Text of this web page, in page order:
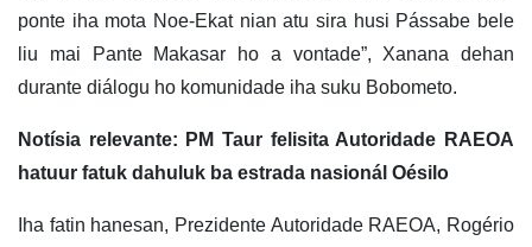
ponte iha mota Noe-Ekat nian atu sira husi Pássabe bele
liu mai Pante Makasar ho a vontade”, Xanana dehan
durante diálogu ho komunidade iha suku Bobometo.
Notísia relevante: PM Taur felisita Autoridade RAEOA
hatuur fatuk dahuluk ba estrada nasionál Oésilo
Iha fatin hanesan, Prezidente Autoridade RAEOA, Rogério